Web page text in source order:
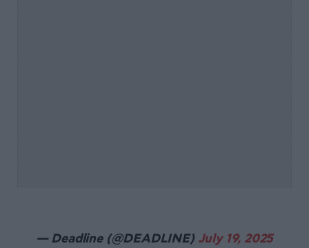
— Deadline (@DEADLINE) July 19, 2025